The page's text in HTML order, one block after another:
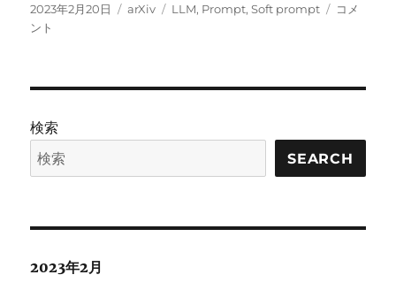
投
稿
2023年2月20日
カ
arXiv
タ
LLM, Prompt,Soft prompt
Towards
コメ
ント
検索
SEARCH
2023年2月